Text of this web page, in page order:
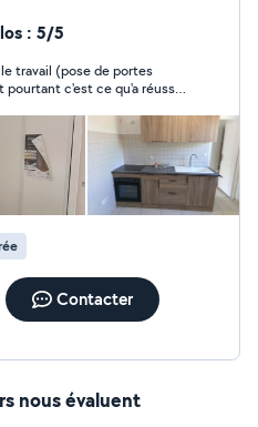
parquet, peinture,
et extérieures, etc.).
intervenir sur différents
vos besoins. Je travaille
le respect des délais et
pas à me
une éventuelle
chantier test.
: 5/5
travail (pose de portes
c'est ce qu'a réussit
en plus du bon travail, ils
Contacter
nous évaluent